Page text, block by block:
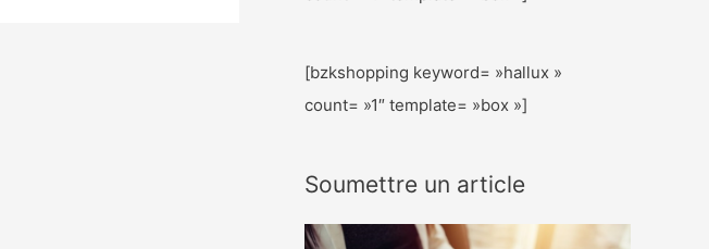
[bzkshopping keyword= »hallux »
count= »1″ template= »box »]
Soumettre un article